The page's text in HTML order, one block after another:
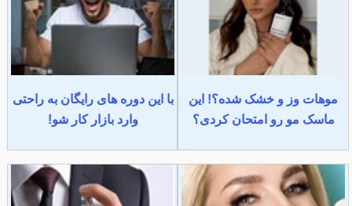
موهات وز و خشک شده؟! این
ماسک مو رو امتحان کردی؟
با این دوره های رایگان به راحتی
وارد بازار کار شو!